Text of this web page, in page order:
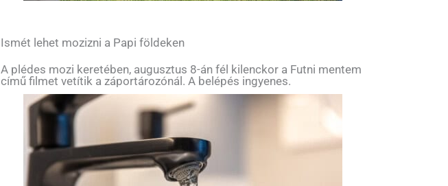
Ismét lehet mozizni a Papi földeken
A plédes mozi keretében, augusztus 8-án fél kilenckor a Futni mentem
című filmet vetítik a záportározónál. A belépés ingyenes.